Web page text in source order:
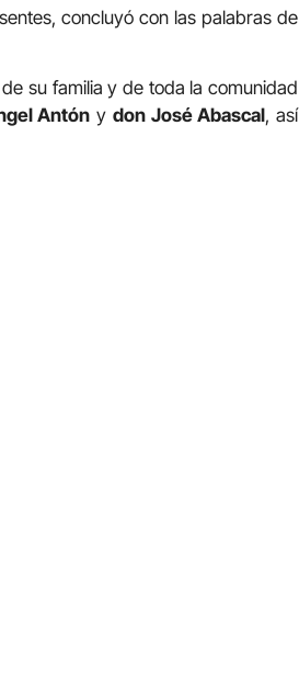
concluyó con las palabras de
su familia y de toda la comunidad
Antón y don José Abascal, así